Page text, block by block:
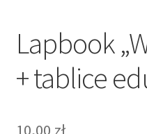
Lapbook
+ tablice
10,00 zł